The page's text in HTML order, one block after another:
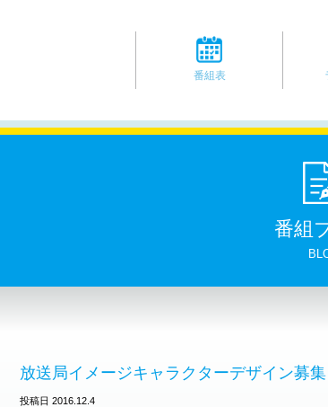
番組表
番組
放送局イメージキャラクターデザイン募集
投稿日 2016.12.4